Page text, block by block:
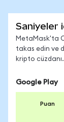
Saniyeler
MetaMask'ta
takas edin ve
kripto cüzdanı.
Google Play
Puan